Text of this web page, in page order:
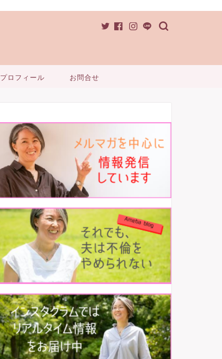
プロフィール お問合せ